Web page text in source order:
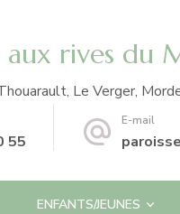
aux rives du
Le Verger,
55
E-mail
ENFANTS/JEUNES